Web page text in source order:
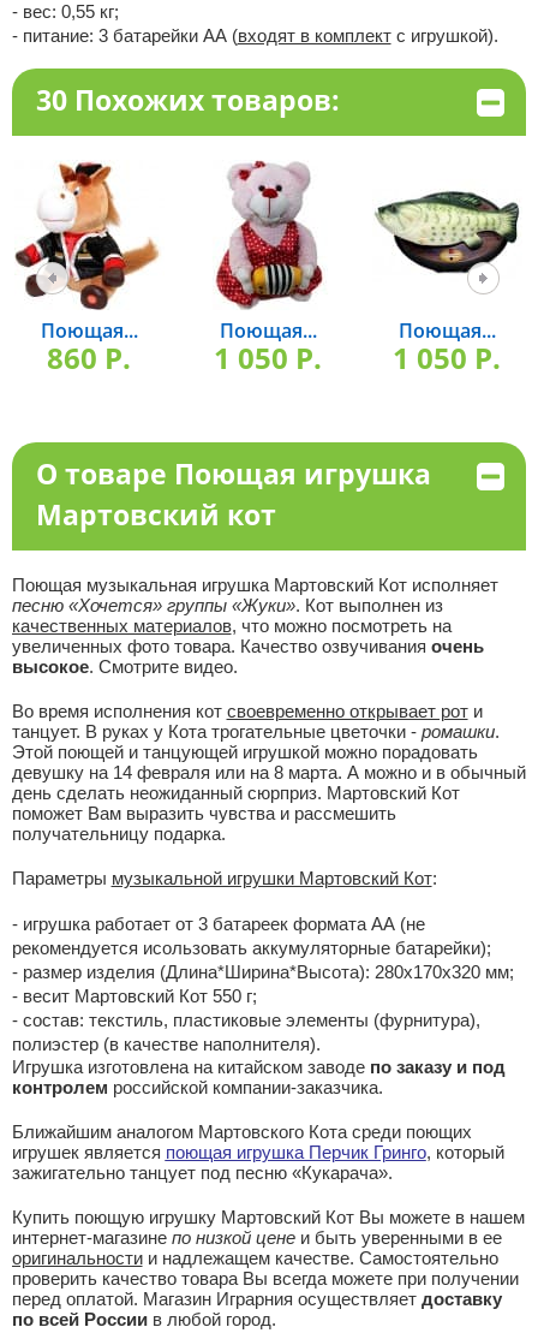
- вес: 0,55 кг;
- питание: 3 батарейки АА (входят в комплектс игрушкой).
30 Похожих товаров:
Поющая...
860 P.
Поющая...
1 050 P.
Поющая...
1 050 P.
О товаре Поющая игрушка
Мартовский кот
Поющая музыкальная игрушка Мартовский Кот исполняет
песню «Хочется» группы «Жуки». Кот выполнен из
качественных материалов, что можно посмотреть на
увеличенных фото товара. Качество озвучивания очень
высокое. Смотрите видео.
Во время исполнения кот своевременно открывает роти
танцует. В руках у Кота трогательные цветочки - ромашки.
Этой поющей и танцующей игрушкой можно порадовать
девушку на 14 февраля или на 8 марта. А можно и в обычный
день сделать неожиданный сюрприз. Мартовский Кот
поможет Вам выразить чувства и рассмешить
получательницу подарка.
Параметры музыкальной игрушки Мартовский Кот:
- игрушка работает от 3 батареек формата АА (не
рекомендуется исользовать аккумуляторные батарейки);
- размер изделия (Длина*Ширина*Высота): 280x170x320 мм;
- весит Мартовский Кот 550 г;
- состав: текстиль, пластиковые элементы (фурнитура),
полиэстер (в качестве наполнителя).
Игрушка изготовлена на китайском заводе по заказу и под
контролем российской компании-заказчика.
Ближайшим аналогом Мартовского Кота среди поющих
игрушек является поющая игрушка Перчик Гринго, который
зажигательно танцует под песню «Кукарача».
Купить поющую игрушку Мартовский Кот Вы можете в нашем
интернет-магазине по низкой ценеи быть уверенными в ее
оригинальностии надлежащем качестве. Самостоятельно
проверить качество товара Вы всегда можете при получении
перед оплатой. Магазин Играрния осуществляет доставку
по всей Россиив любой город.